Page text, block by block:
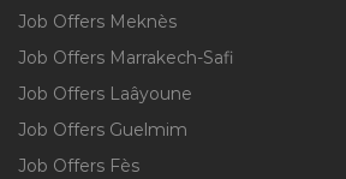
Job Offers Meknès
Job Offers Marrakech-Safi
Job Offers Laâyoune
Job Offers Guelmim
Job Offers Fès